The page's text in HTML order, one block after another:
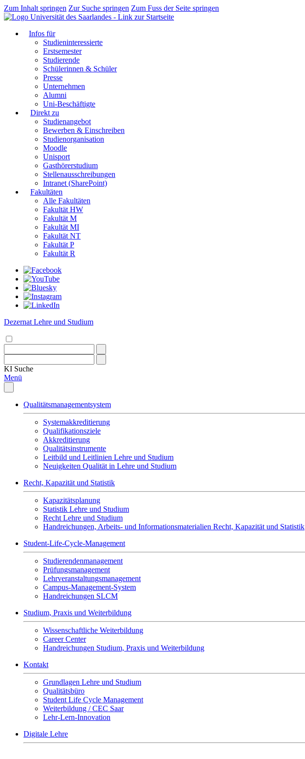
Zum Inhalt springen Zur Suche springen Zum Fuss der Seite springen
Infos für
Studieninteressierte
Erstsemester
Studierende
Schülerinnen & Schüler
Presse
Unternehmen
Alumni
Uni-Beschäftigte
Direkt zu
Studienangebot
Bewerben & Einschreiben
Studienorganisation
Moodle
Unisport
Gasthörerstudium
Stellenausschreibungen
Intranet (SharePoint)
Fakultäten
Alle Fakultäten
Fakultät HW
Fakultät M
Fakultät MI
Fakultät NT
Fakultät P
Fakultät R
Dezernat Lehre und Studium
KI Suche
Menü
Qualitätsmanagementsystem
Systemakkreditierung
Qualifikationsziele
Akkreditierung
Qualitätsinstrumente
Leitbild und Leitlinien Lehre und Studium
Neuigkeiten Qualität in Lehre und Studium
Recht, Kapazität und Statistik
Kapazitätsplanung
Statistik Lehre und Studium
Recht Lehre und Studium
Handreichungen, Arbeits- und Informationsmaterialien Recht, Kapazität und Statistik
Student-Life-Cycle-Management
Studierendenmanagement
Prüfungsmanagement
Lehrveranstaltungsmanagement
Campus-Management-System
Handreichungen SLCM
Studium, Praxis und Weiterbildung
Wissenschaftliche Weiterbildung
Career Center
Handreichungen Studium, Praxis und Weiterbildung
Kontakt
Grundlagen Lehre und Studium
Qualitätsbüro
Student Life Cycle Management
Weiterbildung / CEC Saar
Lehr-Lern-Innovation
Digitale Lehre